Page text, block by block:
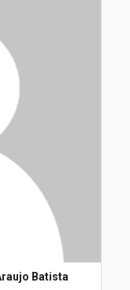
Batista